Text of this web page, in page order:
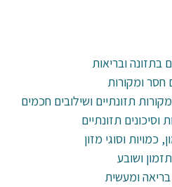
בתזונה ובריאות
תזונתיים
כמויות וסוגי מזון
ושובע
ומעשית